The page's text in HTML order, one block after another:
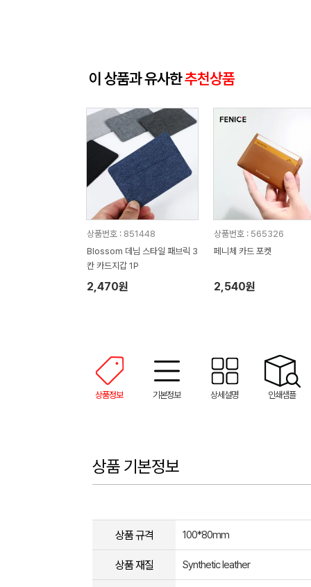
이 상품과 유사한추천상품
상품번호 : 851448
Blossom 데님 스타일 패브릭 3
칸 카드지갑 1P
2,470원
상품번호 : 565326
페니체 카드 포켓
2,540원
상품정보 기본정보 상세설명 인쇄샘플
상품 기본정보
상품 규격 100*80mm
상품 재질 Synthetic leather